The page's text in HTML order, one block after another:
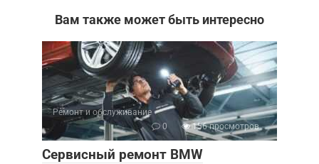
Вам также может быть интересно
Ремонт и обслуживание
0
156 просмотров
Сервисный ремонт BMW